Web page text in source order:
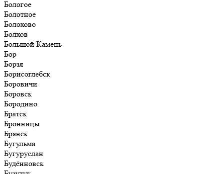
Бологое
Болотное
Болохово
Болхов
Большой Камень
Бор
Борзя
Борисоглебск
Боровичи
Боровск
Бородино
Братск
Бронницы
Брянск
Бугульма
Бугуруслан
Будённовск